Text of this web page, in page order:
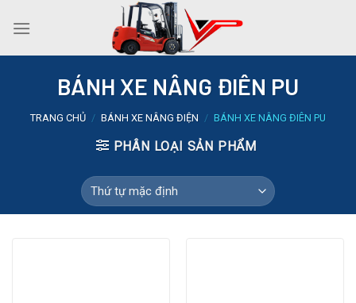
BÁNH XE NÂNG ĐIÊN PU
TRANG CHỦ / BÁNH XE NÂNG ĐIỆN / BÁNH XE NÂNG ĐIÊN PU
PHÂN LOẠI SẢN PHẨM